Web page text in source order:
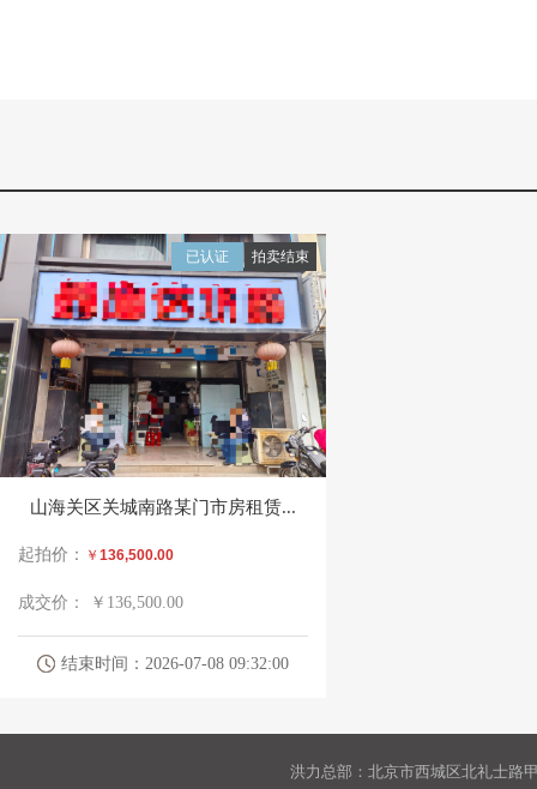
拍卖结束
已认证
山海关区关城南路某门市房租赁...
起拍价： ￥ 136,500.00
成交价： ￥136,500.00
结束时间：2026-07-08 09:32:00
洪力总部：北京市西城区北礼士路